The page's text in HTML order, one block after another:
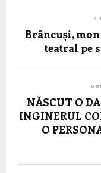
Brâncuși,
teatral pe
NĂSCUT O
INGINERUL
O